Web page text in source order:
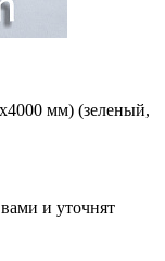
мм) (зеленый,
и уточнят